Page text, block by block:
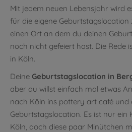
Mit jedem neuen Lebensjahr wird
für die eigene
einen Ort an dem du deinen
noch nicht gefeiert hast. Die Rede
in Köln.
Deine Geburtstagslocation in
aber du willst einfach mal etwas
nach Köln ins pottery art café und
Geburtstagslocation. Es ist nur ein
Köln, doch diese paar Minütchen